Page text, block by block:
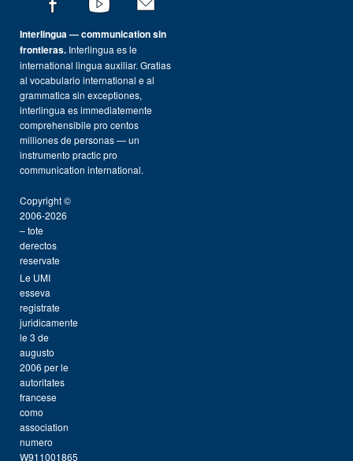
Interlingua — communication sin
frontieras. Interlingua es le
international lingua auxiliar. Gratias
al vocabulario international e al
grammatica sin exceptiones,
interlingua es immediatemente
comprehensibile pro centos
milliones de personas — un
instrumento practic pro
communication international.
Copyright ©
2006-2026
– tote
derectos
reservate
Le UMI
esseva
registrate
juridicamente
le 3 de
augusto
2006 per le
autoritates
francese
como
association
numero
W911001865